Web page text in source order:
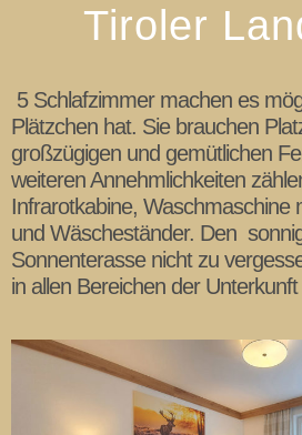
Tiroler
5 Schlafzimmer machen es
Plätzchen hat. Sie brauchen
großzügigen und gemütlichen
weiteren Annehmlichkeiten
Infrarotkabine, Waschmaschine
und Wäscheständer. Den
Sonnenterasse nicht zu
in allen Bereichen der